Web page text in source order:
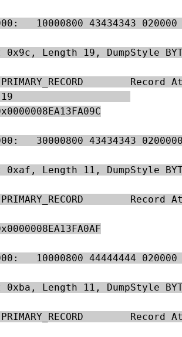
10000800
Length 19, DumpStyle
Record
Size = 19
30000800 43434343
Length 11, DumpStyle
10000800
Length 11, DumpStyle